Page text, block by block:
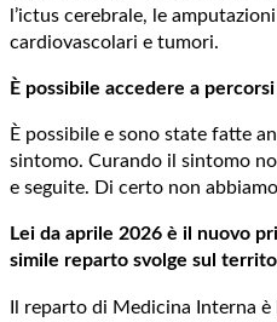
l’ictus cerebrale, le
cardiovascolari e tumori.
È possibile accedere a
È possibile e sono state fatte
sintomo. Curando il sintomo
e seguite. Di certo non
Lei da aprile 2026 è il nuovo
simile reparto svolge sul
Il reparto di Medicina Interna